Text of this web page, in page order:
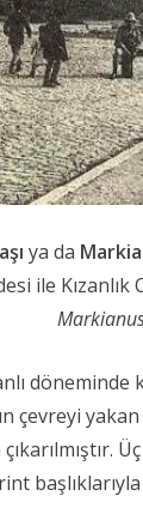
ya da
ile
döneminde
çevreyi yakan